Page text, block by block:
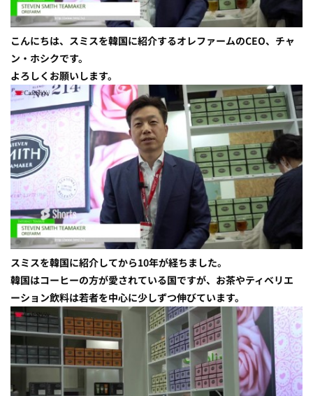
こんにちは、スミスを韓国に紹介するオレファームのCEO、チャ
ン・ホシクです。
よろしくお願いします。
スミスを韓国に紹介してから10年が経ちました。
韓国はコーヒーの方が愛されている国ですが、お茶やティベリエ
ーション飲料は若者を中心に少しずつ伸びています。